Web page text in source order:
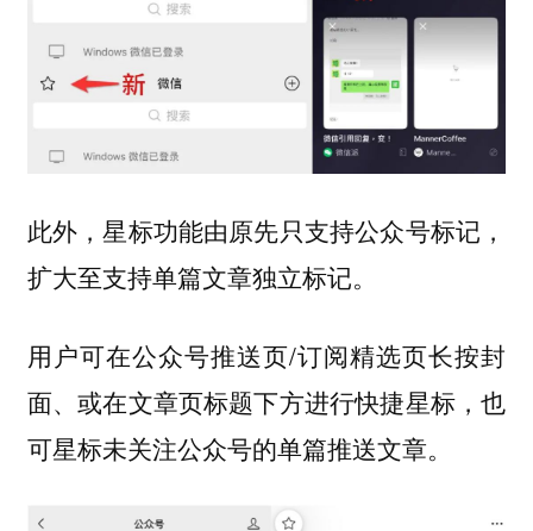
此外，星标功能由原先只支持公众号标记，
扩大至支持单篇文章独立标记。
用户可在公众号推送页/订阅精选页长按封
面、或在文章页标题下方进行快捷星标，也
可星标未关注公众号的单篇推送文章。